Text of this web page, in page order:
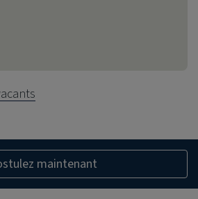
maintenant